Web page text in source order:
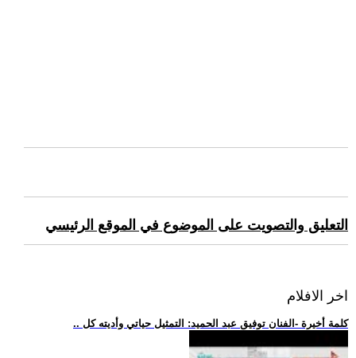
التعليق والتصويت على الموضوع في الموقع الرئيسي
اخر الافلام
.. كلمة أخيرة -الفنان توفيق عبد الحميد: التمثيل حياتي وأديته كل